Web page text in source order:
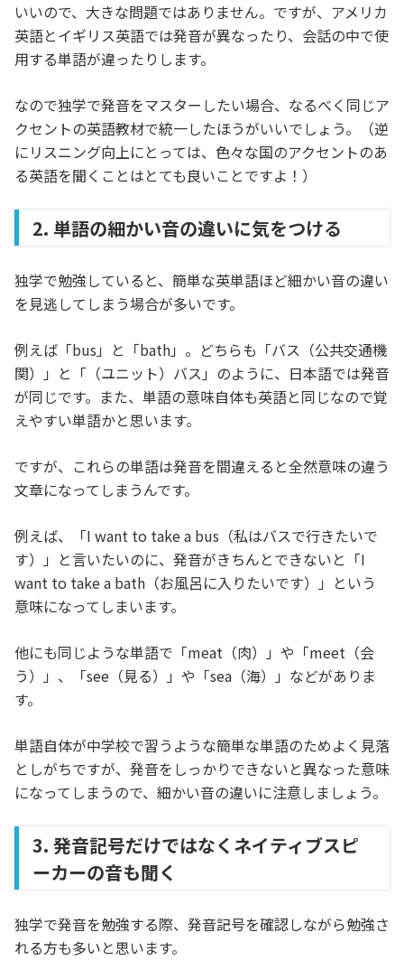
いいので、大きな問題ではありません。ですが、アメリカ
英語とイギリス英語では発音が異なったり、会話の中で使
用する単語が違ったりします。
なので独学で発音をマスターしたい場合、なるべく同じア
クセントの英語教材で統一したほうがいいでしょう。（逆
にリスニング向上にとっては、色々な国のアクセントのあ
る英語を聞くことはとても良いことですよ！）
2. 単語の細かい音の違いに気をつける
独学で勉強していると、簡単な英単語ほど細かい音の違い
を見逃してしまう場合が多いです。
例えば「bus」と「bath」。どちらも「バス（公共交通機
関）」と「（ユニット）バス」のように、日本語では発音
が同じです。また、単語の意味自体も英語と同じなので覚
えやすい単語かと思います。
ですが、これらの単語は発音を間違えると全然意味の違う
文章になってしまうんです。
例えば、「I want to take a bus（私はバスで行きたいで
す）」と言いたいのに、発音がきちんとできないと「I
want to take a bath（お風呂に入りたいです）」という
意味になってしまいます。
他にも同じような単語で「meat（肉）」や「meet（会
う）」、「see（見る）」や「sea（海）」などがありま
す。
単語自体が中学校で習うような簡単な単語のためよく見落
としがちですが、発音をしっかりできないと異なった意味
になってしまうので、細かい音の違いに注意しましょう。
3. 発音記号だけではなくネイティブスピ
ーカーの音も聞く
独学で発音を勉強する際、発音記号を確認しながら勉強さ
れる方も多いと思います。